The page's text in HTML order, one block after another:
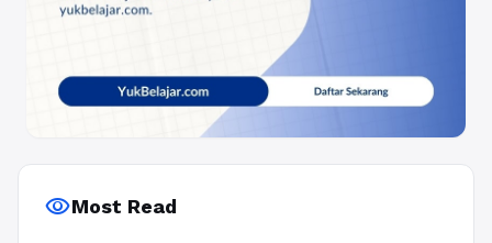
visibilityMost Read